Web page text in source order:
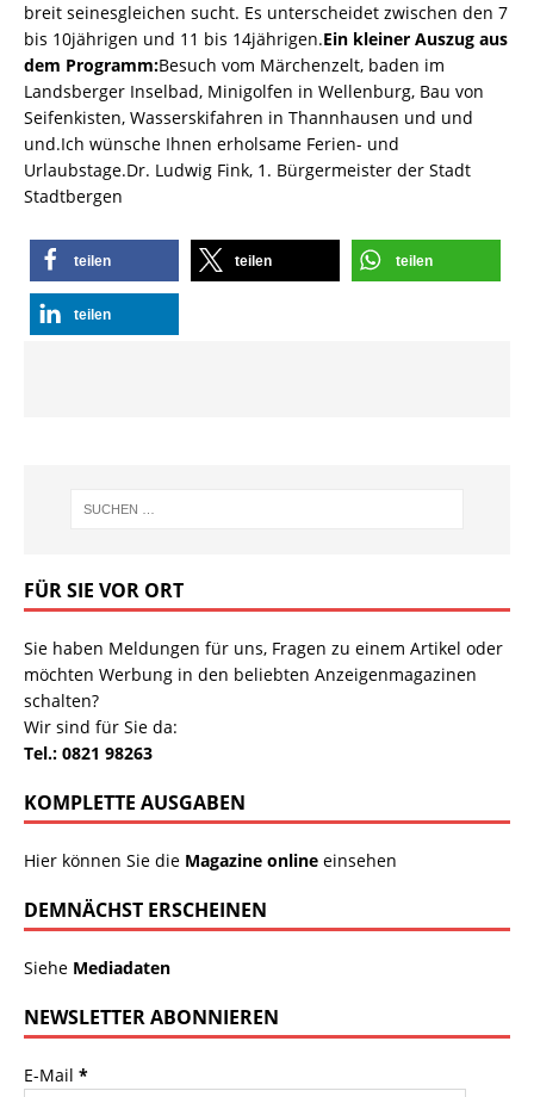
breit seinesgleichen sucht. Es unterscheidet zwischen den 7
bis 10jährigen und 11 bis 14jährigen.Ein kleiner Auszug aus
dem Programm:Besuch vom Märchenzelt, baden im
Landsberger Inselbad, Minigolfen in Wellenburg, Bau von
Seifenkisten, Wasserskifahren in Thannhausen und und
und.Ich wünsche Ihnen erholsame Ferien- und
Urlaubstage.Dr. Ludwig Fink, 1. Bürgermeister der Stadt
Stadtbergen
teilen teilen teilen
teilen
FÜR SIE VOR ORT
Sie haben Meldungen für uns, Fragen zu einem Artikel oder
möchten Werbung in den beliebten Anzeigenmagazinen
schalten?
Wir sind für Sie da:
Tel.: 0821 98263
KOMPLETTE AUSGABEN
Hier können Sie die Magazine online einsehen
DEMNÄCHST ERSCHEINEN
Siehe Mediadaten
NEWSLETTER ABONNIEREN
E-Mail *